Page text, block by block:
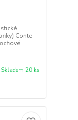
Conte
Skladem 20 ks